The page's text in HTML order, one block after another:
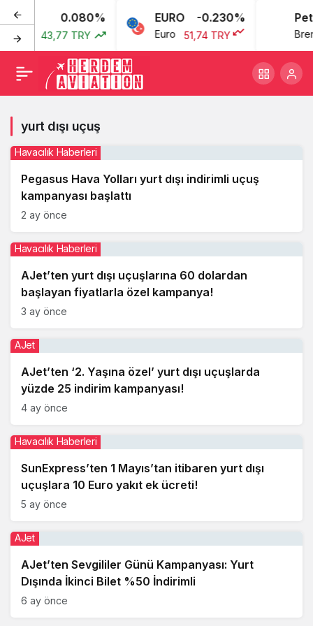
0.080%
43,77 TRY
EURO -0.230%
Euro 51,74 TRY
yurt dışı uçuş
Pegasus Hava Yolları yurt dışı indirimli uçuş
kampanyası başlattı
Havacılık Haberleri
2 ay önce
AJet’ten yurt dışı uçuşlarına 60 dolardan
başlayan fiyatlarla özel kampanya!
Havacılık Haberleri
3 ay önce
AJet’ten ‘2. Yaşına özel’ yurt dışı uçuşlarda
yüzde 25 indirim kampanyası!
AJet
4 ay önce
SunExpress’ten 1 Mayıs’tan itibaren yurt dışı
uçuşlara 10 Euro yakıt ek ücreti!
Havacılık Haberleri
5 ay önce
AJet’ten Sevgililer Günü Kampanyası: Yurt
Dışında İkinci Bilet %50 İndirimli
AJet
6 ay önce